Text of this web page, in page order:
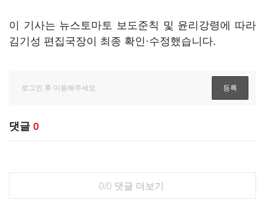
이 기사는 뉴스토마토 보도준칙 및 윤리강령에 따라
김기성 편집국장이 최종 확인·수정했습니다.
댓글 0
0/0 댓글 더보기